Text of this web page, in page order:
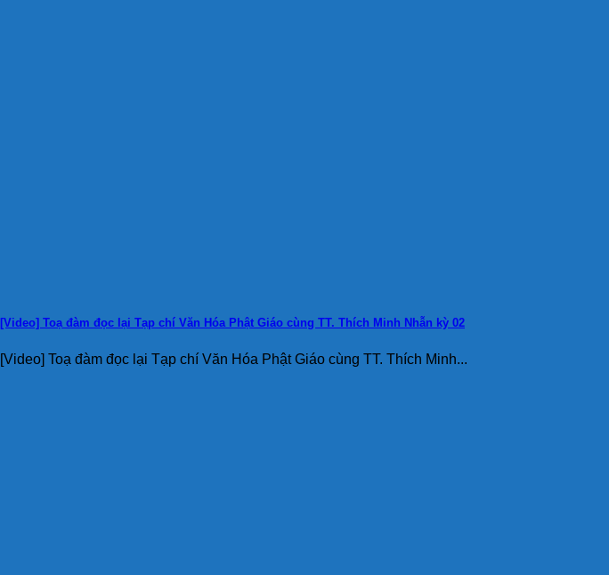
[Video] Toạ đàm đọc lại Tạp chí Văn Hóa Phật Giáo cùng TT. Thích Minh Nhẫn kỳ 02
[Video] Toạ đàm đọc lại Tạp chí Văn Hóa Phật Giáo cùng TT. Thích Minh...